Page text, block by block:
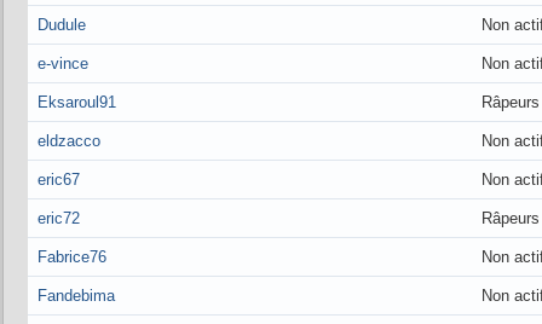
Dudule Non
e-vince Non
Eksaroul91
eldzacco Non
eric67 Non
eric72
Fabrice76 Non
Fandebima Non